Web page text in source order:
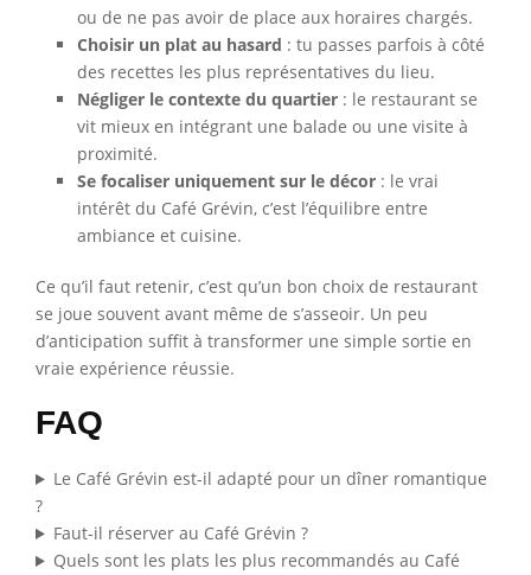
ou de ne pas avoir de place aux horaires chargés.
Choisir un plat au hasard : tu passes parfois à côté
des recettes les plus représentatives du lieu.
Négliger le contexte du quartier : le restaurant se
vit mieux en intégrant une balade ou une visite à
proximité.
Se focaliser uniquement sur le décor : le vrai
intérêt du Café Grévin, c’est l’équilibre entre
ambiance et cuisine.
Ce qu’il faut retenir, c’est qu’un bon choix de restaurant
se joue souvent avant même de s’asseoir. Un peu
d’anticipation suffit à transformer une simple sortie en
vraie expérience réussie.
FAQ
Le Café Grévin est-il adapté pour un dîner romantique
?
Faut-il réserver au Café Grévin ?
Quels sont les plats les plus recommandés au Café